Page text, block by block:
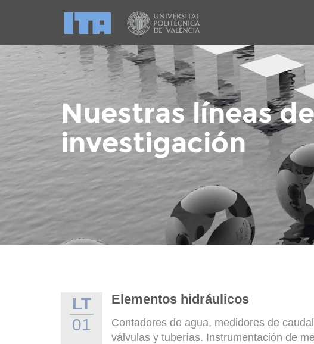
Nuestras líneas de
investigación
LT
01
Elementos hidráulicos
Contadores de agua, medidores de
válvulas y tuberías. Instrumentación de